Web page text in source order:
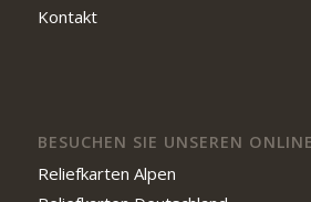
Kontakt
BESUCHEN SIE UNSEREN
Reliefkarten Alpen